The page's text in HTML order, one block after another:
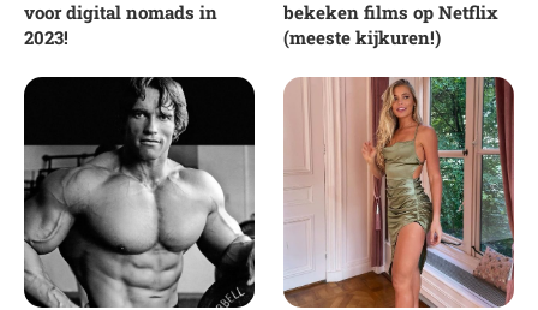
voor digital nomads in
2023!
bekeken films op Netflix
(meeste kijkuren!)